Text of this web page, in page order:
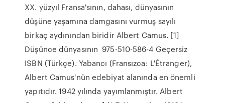
XX. yüzyıl Fransa'sının, dahası, dünyasının
düşüne yaşamına damgasını vurmuş sayılı
birkaç aydınından biridir Albert Camus. [1]
Düşünce dünyasının 975-510-586-4 Geçersiz
ISBN (Türkçe). Yabancı (Fransızca: L'Étranger),
Albert Camus'nün edebiyat alanında en önemli
yapıtıdır. 1942 yılında yayımlanmıştır. Albert